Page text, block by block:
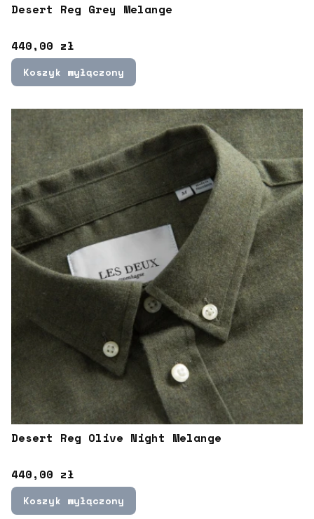
Desert Reg Grey Melange
Cena
440,00 zł
Koszyk wyłączony
Desert Reg Olive Night Melange
Cena
440,00 zł
Koszyk wyłączony